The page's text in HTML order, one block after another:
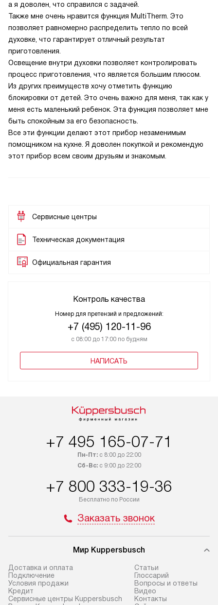
а я доволен, что справился с задачей.
Также мне очень нравится функция MultiTherm. Это
позволяет равномерно распределить тепло по всей
духовке, что гарантирует отличный результат
приготовления.
Освещение внутри духовки позволяет контролировать
процесс приготовления, что является большим плюсом.
Из других преимуществ хочу отметить функцию
блокировки от детей. Это очень важно для меня, так как у
меня есть маленький ребенок. Эта функция позволяет мне
быть спокойным за его безопасность.
Все эти функции делают этот прибор незаменимым
помощником на кухне. Я доволен покупкой и рекомендую
этот прибор всем своим друзьям и знакомым.
Сервисные центры
Техническая документация
Официальная гарантия
Контроль качества
Номер для претензий и предложений:
+7 (495) 120-11-96
с 08:00 до 17:00 по будням
НАПИСАТЬ
+7 495 165-07-71
Пн-Пт:с 8:00 до 22:00
Сб-Вс:с 9:00 до 22:00
+7 800 333-19-36
Бесплатно по России
Заказать звонок
Мир Kuppersbusch
Доставка и оплата
Подключение
Условия продажи
Кредит
Сервисные центры Kuppersbusch
Cтатьи
Глоссарий
Вопросы и ответы
Видео
Контакты